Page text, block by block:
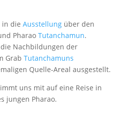
in die Ausstellungüber den
Pharao Tutanchamun.
Nachbildungen der
Grab Tutanchamuns
Quelle-Areal ausgestellt.
uns mit auf eine Reise in
jungen Pharao.